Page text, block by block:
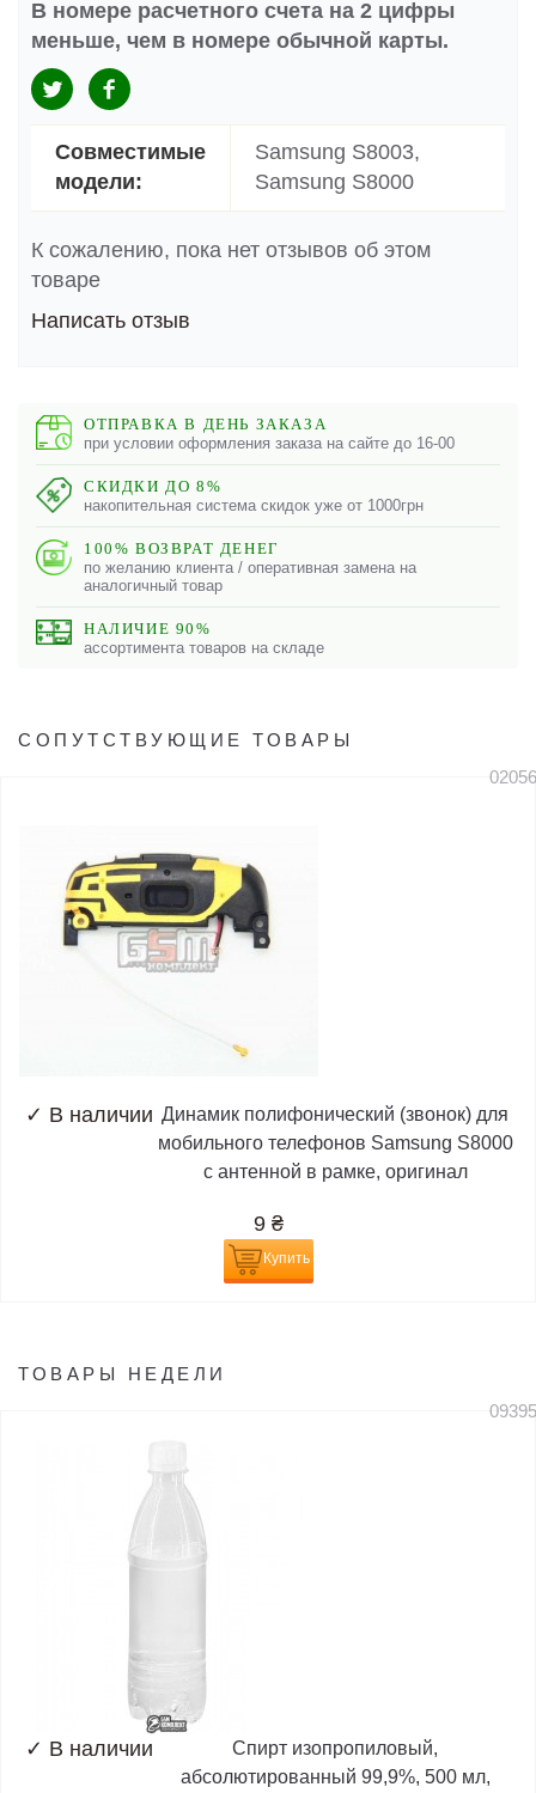
В номере расчетного счета на 2 цифры
меньше, чем в номере обычной карты.
Совместимые
модели:
Samsung S8003,
Samsung S8000
К сожалению, пока нет отзывов об этом
товаре
Написать отзыв
ОТПРАВКА В ДЕНЬ ЗАКАЗА
при условии оформления заказа на сайте до 16-00
СКИДКИ ДО 8%
накопительная система скидок уже от 1000грн
100% ВОЗВРАТ ДЕНЕГ
по желанию клиента / оперативная замена на
аналогичный товар
НАЛИЧИЕ 90%
ассортимента товаров на складе
СОПУТСТВУЮЩИЕ ТОВАРЫ
✓ В наличии Динамик полифонический (звонок) для
мобильного телефонов Samsung S8000
с антенной в рамке, оригинал
9 ₴
Купить
ТОВАРЫ НЕДЕЛИ
✓ В наличии
Спирт изопропиловый,
абсолютированный 99,9%, 500 мл,